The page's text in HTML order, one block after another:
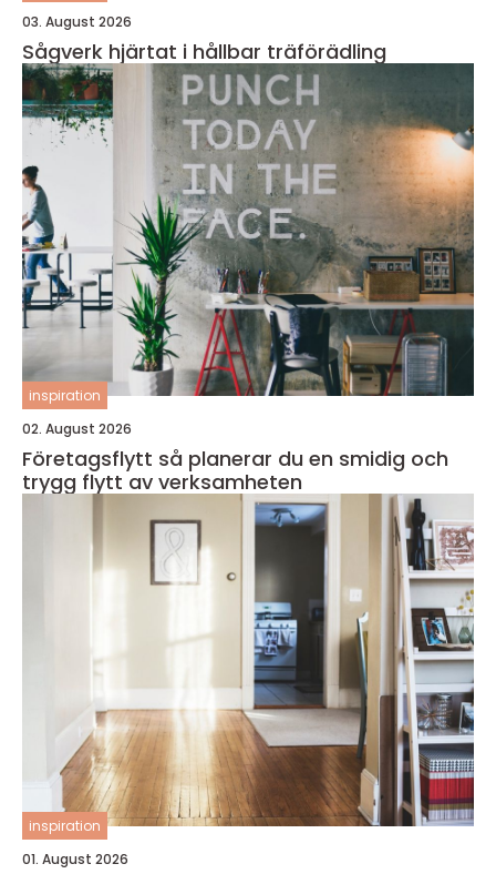
03. August 2026
Sågverk hjärtat i hållbar träförädling
inspiration
02. August 2026
Företagsflytt så planerar du en smidig och
trygg flytt av verksamheten
inspiration
01. August 2026